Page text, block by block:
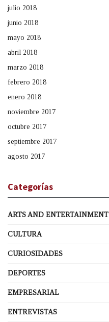
julio 2018
junio 2018
mayo 2018
abril 2018
marzo 2018
febrero 2018
enero 2018
noviembre 2017
octubre 2017
septiembre 2017
agosto 2017
Categorías
ARTS AND ENTERTAINMENT
CULTURA
CURIOSIDADES
DEPORTES
EMPRESARIAL
ENTREVISTAS